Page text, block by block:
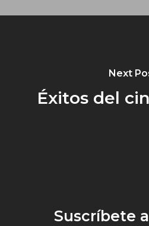
Next
Éxitos del
Suscríbete